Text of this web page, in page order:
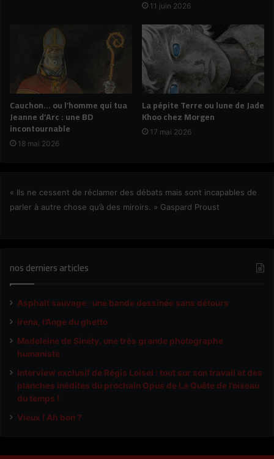
11 juin 2026
Cauchon… ou l’homme qui tua
Jeanne d’Arc : une BD
incontournable
18 mai 2026
La pépite Terre ou lune de Jade
Khoo chez Morgen
17 mai 2026
« Ils ne cessent de réclamer des débats mais sont incapables de
parler à autre chose qu’à des miroirs. » Gaspard Proust
nos derniers articles
Asphalt sauvage : une bande dessinée sans détours
Irena, l’Ange du ghetto
Madeleine de Sinéty, une très grande photographe
humaniste
Interview exclusif de Régis Loisel : tout sur son travail et des
planches inédites du prochain Opus de La Quête de l’oiseau
du temps !
Vieux ! Ah bon ?